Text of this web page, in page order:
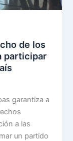
de los
participar
garantiza a
a las
un partido